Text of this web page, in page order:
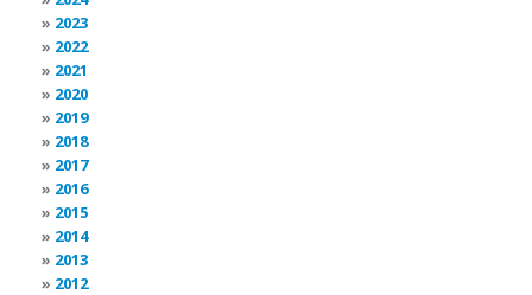
2023
2022
2021
2020
2019
2018
2017
2016
2015
2014
2013
2012